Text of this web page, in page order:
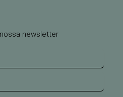
newsletter